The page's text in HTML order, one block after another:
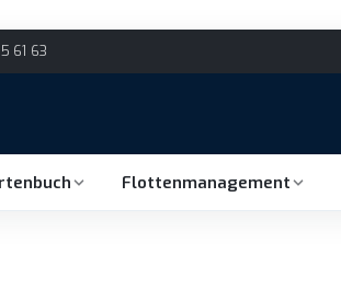
61 63
Flottenmanagement